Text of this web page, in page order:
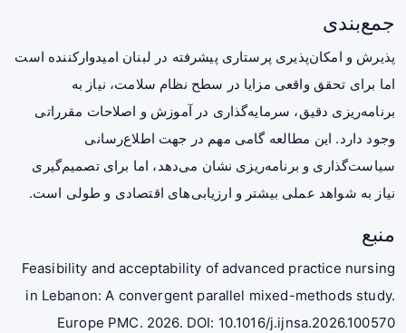
جمع‌بندی
پذیرش و امکان‌پذیری پرستاری پیشرفته در لبنان امیدوارکننده است
اما برای تحقق واقعی مزایا در سطح نظام سلامت، نیاز به
برنامه‌ریزی دقیق، سرمایه‌گذاری در آموزش و اصلاحات مقرراتی
وجود دارد. این مطالعه گامی مهم در جهت اطلاع‌رسانی
سیاست‌گذاری و برنامه‌ریزی نشان می‌دهد، اما برای تصمیم‌گیری
نیاز به شواهد عملی بیشتر و ارزیابی‌های اقتصادی و طولی است.
منبع
Feasibility and acceptability of advanced practice nursing
in Lebanon: A convergent parallel mixed-methods study.
Europe PMC. 2026. DOI: 10.1016/j.ijnsa.2026.100570